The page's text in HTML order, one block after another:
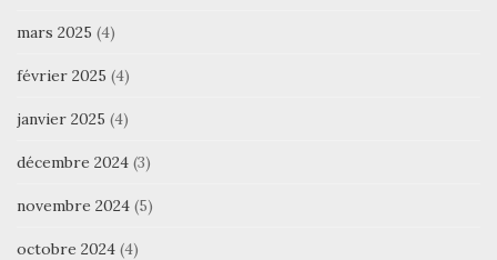
mars 2025 (4)
février 2025 (4)
janvier 2025 (4)
décembre 2024 (3)
novembre 2024 (5)
octobre 2024 (4)